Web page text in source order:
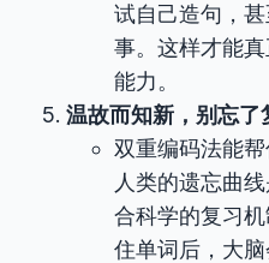
试自己造句，
事。这样才能
能力。
温故而知新，别忘了
双重编码法能
人类的遗忘曲
合科学的复习
住单词后，大